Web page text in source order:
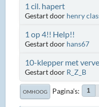
1 cil. hapert
Gestart door henry
1 op 4!! Help!!
Gestart door hans67
10-klepper met
Gestart door R_Z_B
OMHOOG Pagina's 1